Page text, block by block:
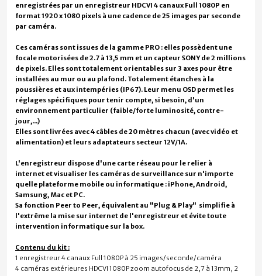
enregistrées par un enregistreur HDCVI 4 canaux Full 1080P en
format 1920 x 1080 pixels à une cadence de 25 images par seconde
par caméra.
Ces caméras sont issues de la gamme PRO : elles possèdent une
focale motorisées de 2.7 à 13,5 mm et un capteur SONY de 2 millions
de pixels. Elles sont totalement orientables sur 3 axes pour être
installées au mur ou au plafond. Totalement étanches à la
poussières et aux intempéries (IP67). Leur menu OSD permet les
réglages spécifiques pour tenir compte, si besoin, d'un
environnement particulier (faible/forte luminosité, contre-
jour,...)
Elles sont livrées avec 4 câbles de 20 mètres chacun (avec vidéo et
alimentation) et leurs adaptateurs secteur 12V/1A.
L'enregistreur dispose d'une carte réseau pour le relier à
internet et visualiser les caméras de surveillance sur n'importe
quelle plateforme mobile ou informatique : iPhone, Android,
Samsung, Mac et PC.
Sa fonction Peer to Peer, équivalent au "Plug & Play" simplifie à
l'extrême la mise sur internet de l'enregistreur et évite toute
intervention informatique sur la box.
Contenu du kit :
1 enregistreur 4 canaux Full 1080P à 25 images/seconde/caméra
4 caméras extérieures HDCVI 1080P zoom autofocus de 2,7 à 13mm, 2